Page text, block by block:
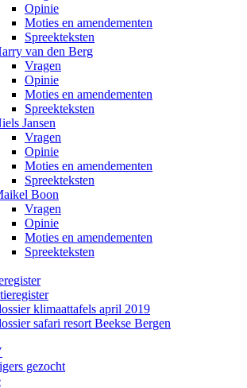
Opinie
Moties en amendementen
Spreekteksten
van den Berg
Vragen
Opinie
Moties en amendementen
Spreekteksten
Jansen
Vragen
Opinie
Moties en amendementen
Spreekteksten
Boon
Vragen
Opinie
Moties en amendementen
Spreekteksten
klimaattafels april 2019
safari resort Beekse Bergen
gezocht